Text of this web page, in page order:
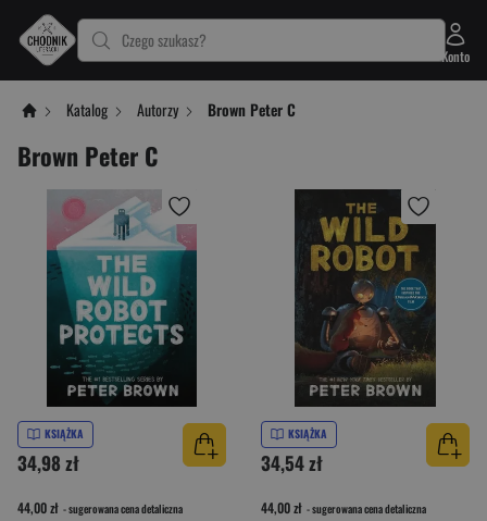
Czego szukasz?
Konto
Katalog Autorzy Brown Peter C
Brown Peter C
KSIĄŻKA
34,98 zł
44,00 zł - sugerowana cena detaliczna
KSIĄŻKA
34,54 zł
44,00 zł - sugerowana cena detaliczna